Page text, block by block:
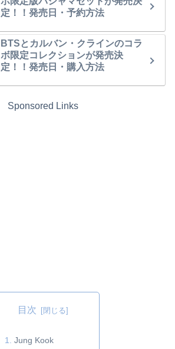
定！！発売日・予約方法
BTSとカルバン・クラインのコラ
ボ限定コレクションが発売決
定！！発売日・購入方法
Sponsored Links
目次
Jung Kook